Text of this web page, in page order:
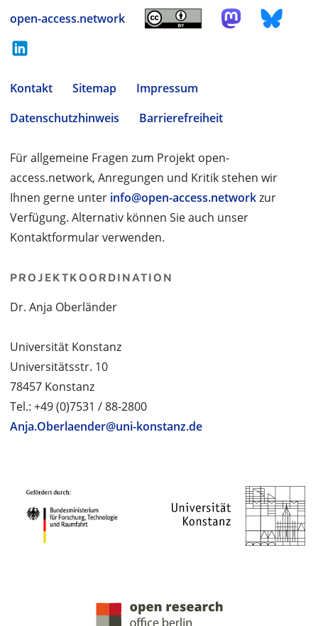
open-access.network
Kontakt Sitemap
Impressum
Datenschutzhinweis
Barrierefreiheit
Für allgemeine Fragen zum Projekt open-
access.network, Anregungen und Kritik stehen wir
Ihnen gerne unter info@open-access.networkzur
Verfügung. Alternativ können Sie auch unser
Kontaktformular verwenden.
PROJEKTKOORDINATION
Dr. Anja Oberländer
Universität Konstanz
Universitätsstr. 10
78457 Konstanz
Tel.: +49 (0)7531 / 88-2800
Anja.Oberlaender@uni-konstanz.de